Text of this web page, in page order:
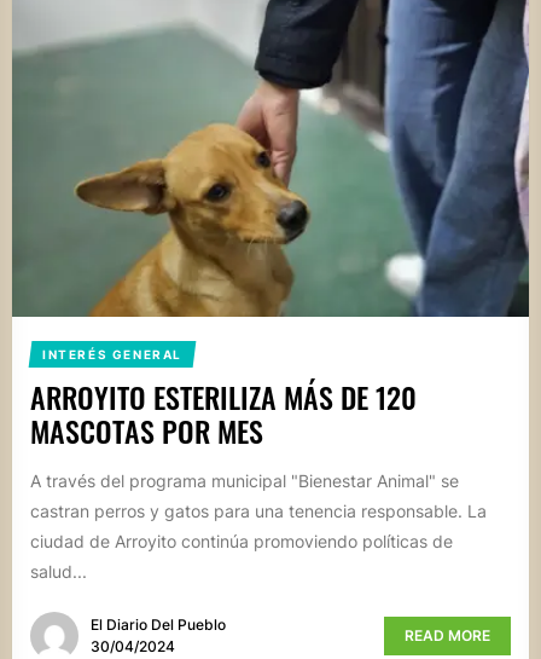
INTERÉS GENERAL
ARROYITO ESTERILIZA MÁS DE 120
MASCOTAS POR MES
A través del programa municipal "Bienestar Animal" se
castran perros y gatos para una tenencia responsable. La
ciudad de Arroyito continúa promoviendo políticas de
salud...
El Diario Del Pueblo
30/04/2024
READ MORE